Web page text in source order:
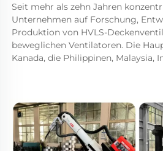
Seit mehr als zehn Jahren
Unternehmen auf Forschung,
Produktion von HVLS-
beweglichen Ventilatoren. Die
Kanada, die Philippinen, Malaysia,